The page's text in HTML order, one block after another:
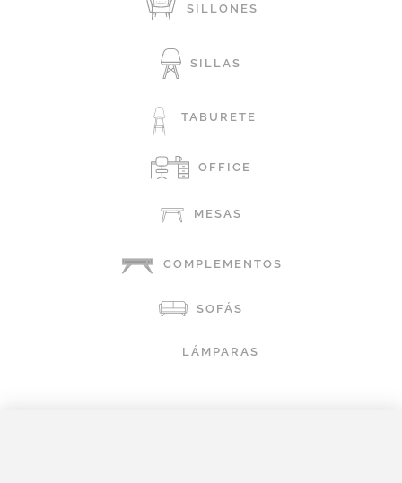
SILLONES
SILLAS
TABURETE
OFFICE
MESAS
COMPLEMENTOS
SOFÁS
LÁMPARAS